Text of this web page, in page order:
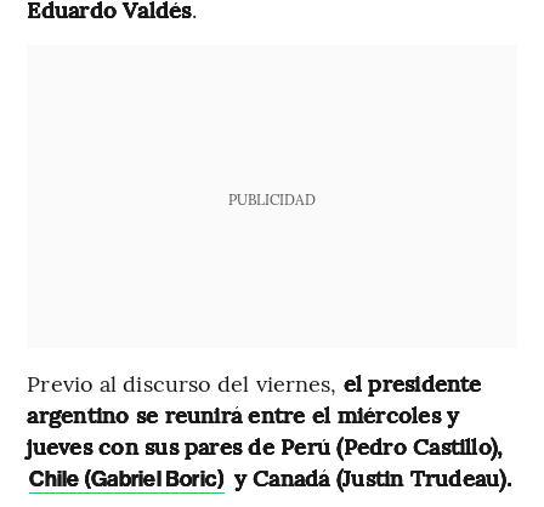
Eduardo Valdés.
PUBLICIDAD
Previo al discurso del viernes, el presidente
argentino se reunirá entre el miércoles y
jueves con sus pares de Perú (Pedro Castillo),
Chile (Gabriel Boric) y Canadá (Justin Trudeau).